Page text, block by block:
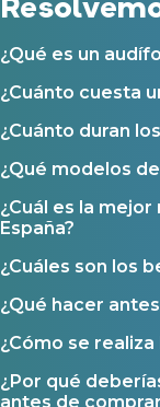
¿Qué es un
¿Cuánto cuesta
¿Cuánto duran
¿Qué modelos
¿Cuál es la
España?
¿Cuáles son los
¿Qué hacer
¿Cómo se
¿Por qué
antes de
Ayudas
Ayudas
detalla en nuestras
Al hacer click en